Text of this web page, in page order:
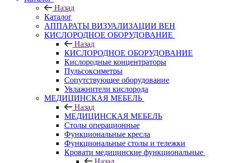
Назад
Каталог
АППАРАТЫ ВИЗУАЛИЗАЦИИ ВЕН
КИСЛОРОДНОЕ ОБОРУДОВАНИЕ
Назад
КИСЛОРОДНОЕ ОБОРУДОВАНИЕ
Кислородные концентраторы
Пульсоксиметры
Сопутствующее оборудование
Увлажнители кислорода
МЕДИЦИНСКАЯ МЕБЕЛЬ
Назад
МЕДИЦИНСКАЯ МЕБЕЛЬ
Столы операционные
Функциональные кресла
Функциональные столы и тележки
Кровати медицинские функциональные
Назад